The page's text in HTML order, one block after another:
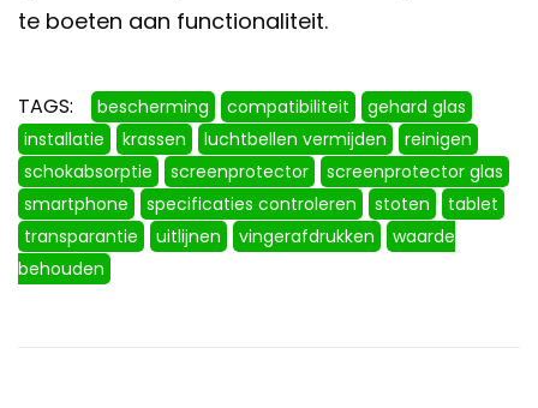
te boeten aan functionaliteit.
TAGS: bescherming compatibiliteit
gehard glas
installatie
krassen luchtbellen vermijden
reinigen
schokabsorptie
screenprotector
screenprotector glas
smartphone
specificaties controleren stoten
tablet
transparantie
uitlijnen vingerafdrukken
waarde
behouden